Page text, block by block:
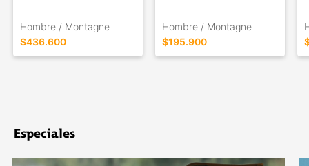
Hombre / Montagne
$436.600
Hombre / Montagne
$195.900
Especiales